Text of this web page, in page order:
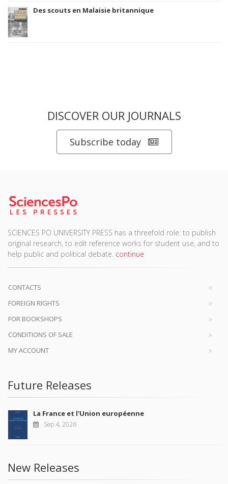
Des scouts en Malaisie britannique
DISCOVER OUR JOURNALS
Subscribe today
SCIENCES PO UNIVERSITY PRESS has a threefold role: to publish
original research, to edit reference works for student use, and to
help public and political debate. continue
CONTACTS
FOREIGN RIGHTS
FOR BOOKSHOPS
CONDITIONS OF SALE
MY ACCOUNT
Future Releases
La France et l'Union européenne
Sep 4, 2026
New Releases